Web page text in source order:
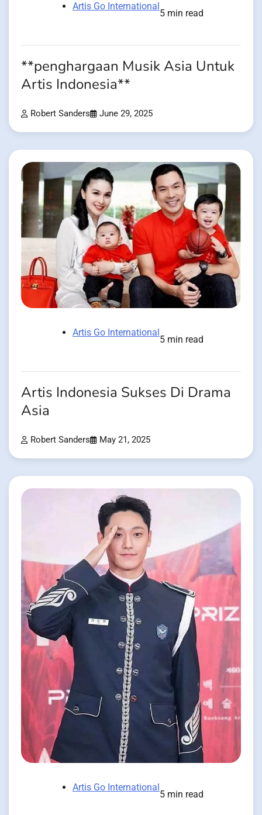
Artis Go International
5 min read
**penghargaan Musik Asia Untuk
Artis Indonesia**
Robert Sanders June 29, 2025
Artis Go International
5 min read
Artis Indonesia Sukses Di Drama
Asia
Robert Sanders May 21, 2025
Artis Go International
5 min read